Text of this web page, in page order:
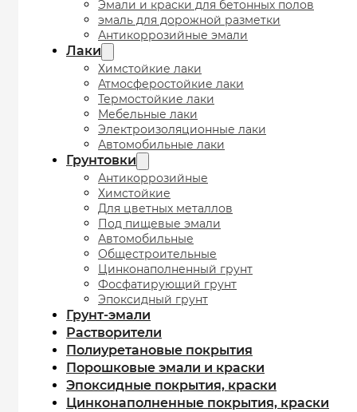
Эмали и краски для бетонных полов
эмаль для дорожной разметки
Антикоррозийные эмали
Лаки
Химстойкие лаки
Атмосферостойкие лаки
Термостойкие лаки
Мебельные лаки
Электроизоляционные лаки
Автомобильные лаки
Грунтовки
Антикоррозийные
Химстойкие
Для цветных металлов
Под пищевые эмали
Автомобильные
Общестроительные
Цинконаполненный грунт
Фосфатирующий грунт
Эпоксидный грунт
Грунт-эмали
Растворители
Полиуретановые покрытия
Порошковые эмали и краски
Эпоксидные покрытия, краски
Цинконаполненные покрытия, краски